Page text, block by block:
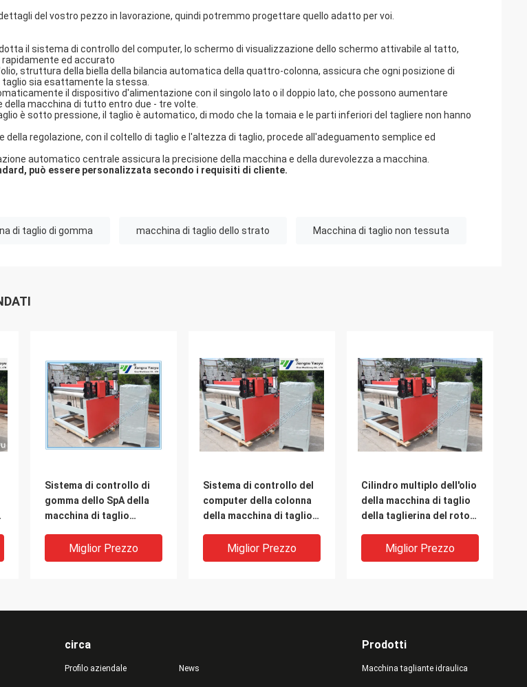
del vostro pezzo in lavorazione, quindi potremmo progettare quello adatto per voi.
il sistema di controllo del computer, lo schermo di visualizzazione dello schermo attivabile al tatto,
rapidamente ed accurato
struttura della biella della bilancia automatica della quattro-colonna, assicura che ogni posizione di
sia esattamente la stessa.
il dispositivo d'alimentazione con il singolo lato o il doppio lato, che possono aumentare
della macchina di tutto entro due - tre volte.
è sotto pressione, il taglio è automatico, di modo che la tomaia e le parti inferiori del tagliere non hanno
regolazione, con il coltello di taglio e l'altezza di taglio, procede all'adeguamento semplice ed
automatico centrale assicura la precisione della macchina e della durevolezza a macchina.
può essere personalizzata secondo i requisiti di cliente.
di taglio di gomma macchina di taglio dello strato Macchina di taglio non tessuta
Sistema di controllo di
gomma dello SpA della
macchina di taglio
schermo attivabile al
tatto per il panno di
Miglior Prezzo
Sistema di controllo del
computer della colonna
della macchina di taglio
tessuto quattro
Miglior Prezzo
Cilindro multiplo dell'olio
della macchina di taglio
della taglierina del rotolo
doppioMiglior Prezzo
circa
Profilo aziendale News
Prodotti
Macchina tagliante idraulica